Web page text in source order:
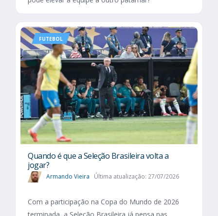
FUTEBOL
Quando é que a Seleção Brasileira volta a
jogar?
Armando Vieira Última atualização: 27/07/2026
Com a participação na Copa do Mundo de 2026